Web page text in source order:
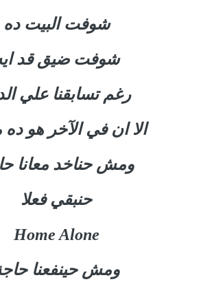
شوفت البيت ده
شوفت ضيق قد
رغم تسابقنا علي
الا ان في الآخر هو ده
ومش حناخد معانا
حنبقي فعلا
Home Alone
ومش حينفعنا